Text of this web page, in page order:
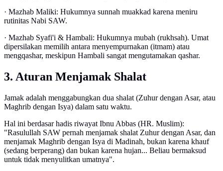
· Mazhab Maliki: Hukumnya sunnah muakkad karena meniru
rutinitas Nabi SAW.
· Mazhab Syafi'i & Hambali: Hukumnya mubah (rukhsah). Umat
dipersilakan memilih antara menyempurnakan (itmam) atau
mengqashar, meskipun Hambali sangat mengutamakan qashar.
3. Aturan Menjamak Shalat
Jamak adalah menggabungkan dua shalat (Zuhur dengan Asar, atau
Maghrib dengan Isya) dalam satu waktu.
Hal ini berdasar hadis riwayat Ibnu Abbas (HR. Muslim):
"Rasulullah SAW pernah menjamak shalat Zuhur dengan Asar, dan
menjamak Maghrib dengan Isya di Madinah, bukan karena khauf
(sedang berperang) dan bukan karena hujan... Beliau bermaksud
untuk tidak menyulitkan umatnya".